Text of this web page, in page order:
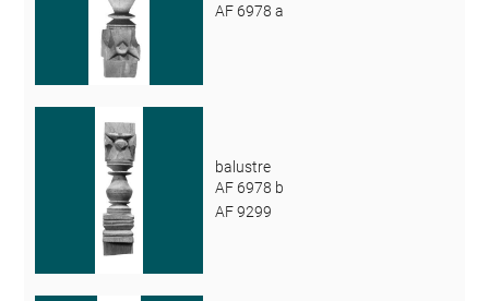
AF 6978 a
balustre
AF 6978 b
AF 9299